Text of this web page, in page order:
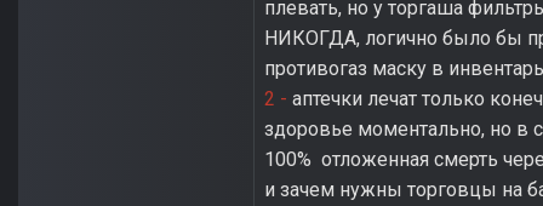
плевать, но у торгаша
НИКОГДА, логично было бы
противогаз маску в
2 - аптечки лечат только
здоровье моментально, но в
100% отложенная смерть
и зачем нужны торговцы на